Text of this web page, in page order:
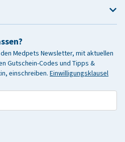
Medpets Newsletter, mit aktuellen
Gutschein-Codes und Tipps &
einschreiben. Einwilligungsklausel